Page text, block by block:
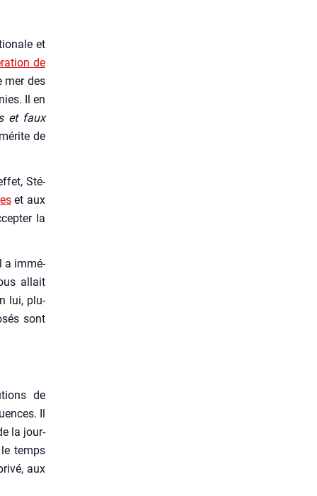
et
de
mer des
Il en
et faux
de
Sté­
et aux
la
a immé­
allait
lui, plu­
sont
de
Il
la jour­
temps
aux